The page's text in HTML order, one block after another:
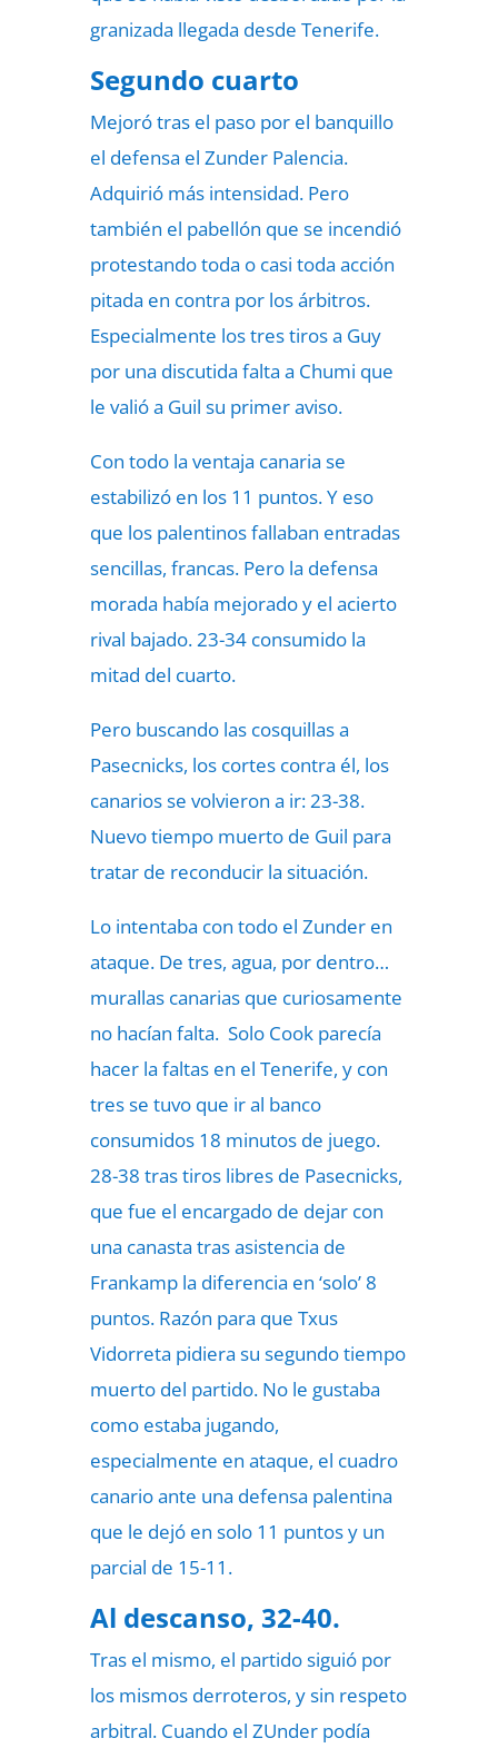
granizada llegada desde Tenerife.
Segundo cuarto
Mejoró tras el paso por el banquillo
el defensa el Zunder Palencia.
Adquirió más intensidad. Pero
también el pabellón que se incendió
protestando toda o casi toda acción
pitada en contra por los árbitros.
Especialmente los tres tiros a Guy
por una discutida falta a Chumi que
le valió a Guil su primer aviso.
Con todo la ventaja canaria se
estabilizó en los 11 puntos. Y eso
que los palentinos fallaban entradas
sencillas, francas. Pero la defensa
morada había mejorado y el acierto
rival bajado. 23-34 consumido la
mitad del cuarto.
Pero buscando las cosquillas a
Pasecnicks, los cortes contra él, los
canarios se volvieron a ir: 23-38.
Nuevo tiempo muerto de Guil para
tratar de reconducir la situación.
Lo intentaba con todo el Zunder en
ataque. De tres, agua, por dentro…
murallas canarias que curiosamente
no hacían falta. Solo Cook parecía
hacer la faltas en el Tenerife, y con
tres se tuvo que ir al banco
consumidos 18 minutos de juego.
28-38 tras tiros libres de Pasecnicks,
que fue el encargado de dejar con
una canasta tras asistencia de
Frankamp la diferencia en ‘solo’ 8
puntos. Razón para que Txus
Vidorreta pidiera su segundo tiempo
muerto del partido. No le gustaba
como estaba jugando,
especialmente en ataque, el cuadro
canario ante una defensa palentina
que le dejó en solo 11 puntos y un
parcial de 15-11.
Al descanso, 32-40.
Tras el mismo, el partido siguió por
los mismos derroteros, y sin respeto
arbitral. Cuando el ZUnder podía